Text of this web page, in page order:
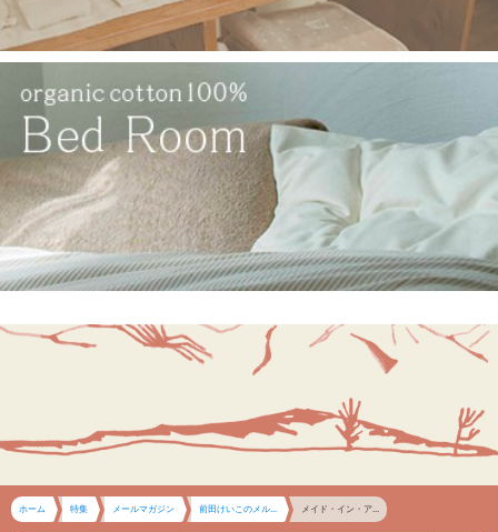
ホーム 特集 メールマガジン 前田けいこのメル... メイド・イン・ア...